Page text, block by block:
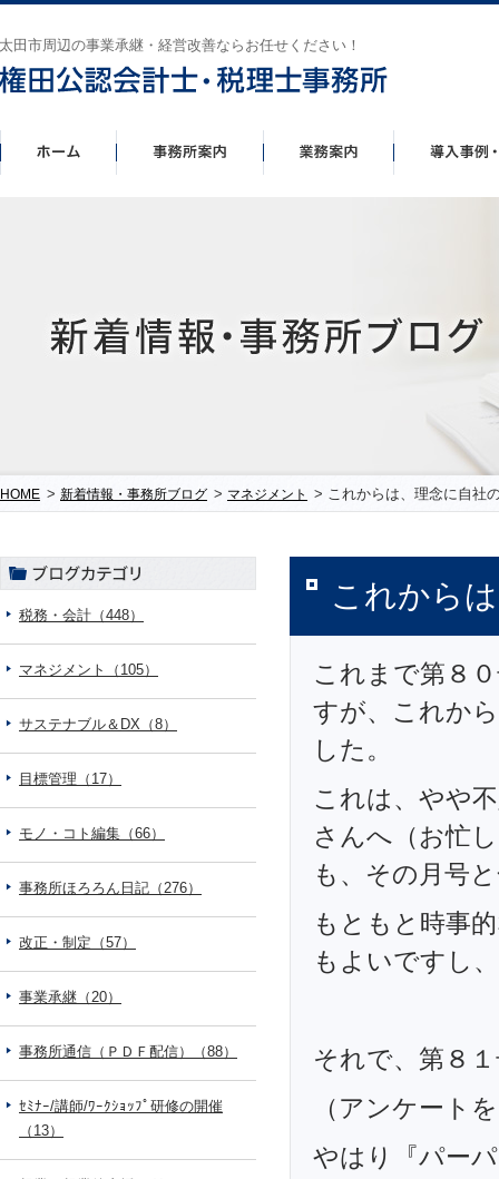
太田市周辺の事業承継・経営改善ならお任せください！
HOME > 新着情報・事務所ブログ > マネジメント > これからは、理念に自社
これから
これまで第８
すが、これか
した。
これは、やや
さんへ（お忙
も、その月号
もともと時事
もよいですし
それで、第８
（アンケート
やはり『パー
税務・会計（448）
マネジメント（105）
サステナブル＆DX（8）
目標管理（17）
モノ・コト編集（66）
事務所ほろろん日記（276）
改正・制定（57）
事業承継（20）
事務所通信（ＰＤＦ配信）（88）
ｾﾐﾅｰ/講師/ﾜｰｸｼｮｯﾌﾟ研修の開催
（13）